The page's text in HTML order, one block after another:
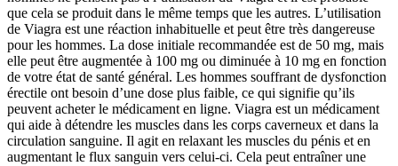
que cela se produit dans le même temps que les autres. L’utilisation
de Viagra est une réaction inhabituelle et peut être très dangereuse
pour les hommes. La dose initiale recommandée est de 50 mg, mais
elle peut être augmentée à 100 mg ou diminuée à 10 mg en fonction
de votre état de santé général. Les hommes souffrant de dysfonction
érectile ont besoin d’une dose plus faible, ce qui signifie qu’ils
peuvent acheter le médicament en ligne. Viagra est un médicament
qui aide à détendre les muscles dans les corps caverneux et dans la
circulation sanguine. Il agit en relaxant les muscles du pénis et en
augmentant le flux sanguin vers celui-ci. Cela peut entraîner une